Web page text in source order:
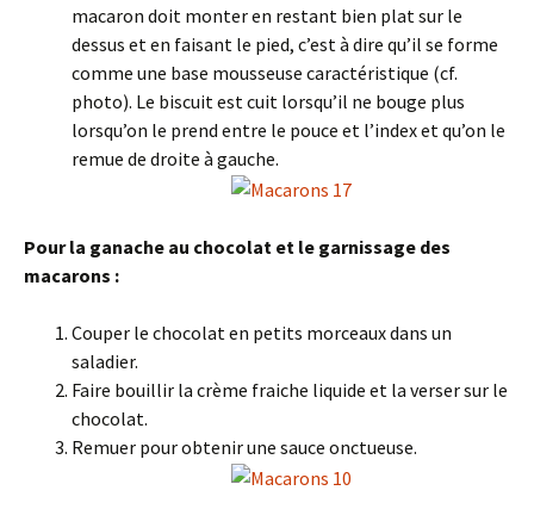
macaron doit monter en restant bien plat sur le
dessus et en faisant le pied, c’est à dire qu’il se forme
comme une base mousseuse caractéristique (cf.
photo). Le biscuit est cuit lorsqu’il ne bouge plus
lorsqu’on le prend entre le pouce et l’index et qu’on le
remue de droite à gauche.
Pour la ganache au chocolat et le garnissage des
macarons :
Couper le chocolat en petits morceaux dans un
saladier.
Faire bouillir la crème fraiche liquide et la verser sur le
chocolat.
Remuer pour obtenir une sauce onctueuse.